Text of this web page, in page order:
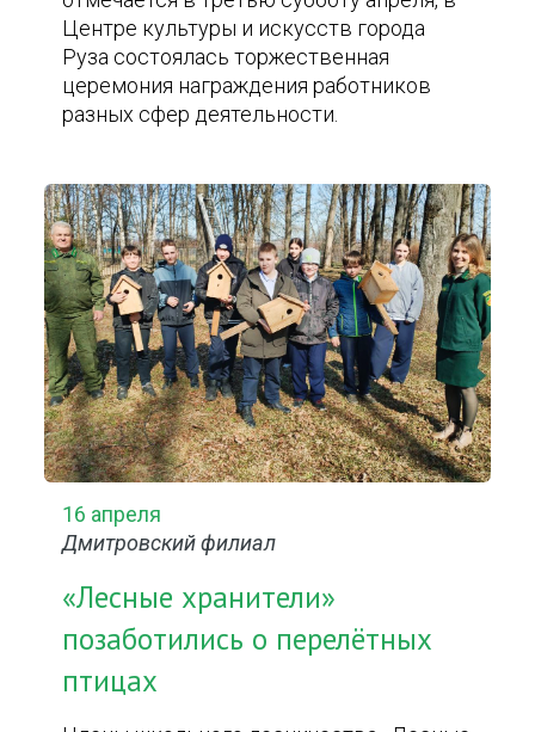
Центре культуры и искусств города
Руза состоялась торжественная
церемония награждения работников
разных сфер деятельности.
16 апреля
Дмитровский филиал
«Лесные хранители»
позаботились о перелётных
птицах